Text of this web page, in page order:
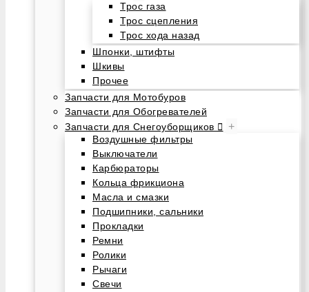
Трос газа
Трос сцепления
Трос хода назад
Шпонки, штифты
Шкивы
Прочее
Запчасти для Мотобуров
Запчасти для Обогревателей
Запчасти для Снегоуборщиков
+
Воздушные фильтры
Выключатели
Карбюраторы
Кольца фрикциона
Масла и смазки
Подшипники, сальники
Прокладки
Ремни
Ролики
Рычаги
Свечи